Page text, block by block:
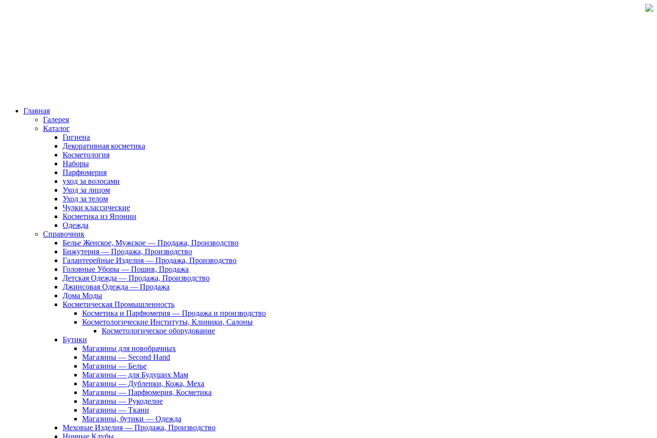
Главная
Галерея
Каталог
Гигиена
Декоративная косметика
Косметология
Наборы
Парфюмерия
уход за волосами
Уход за лицом
Уход за телом
Чулки классические
Косметика из Японии
Одежда
Справочник
Белье Женское, Мужское — Продажа, Производство
Бижутерия — Продажа, Производство
Галантерейные Изделия — Продажа, Производство
Головные Уборы — Пошив, Продажа
Детская Одежда — Продажа, Производство
Джинсовая Одежда — Продажа
Дома Моды
Косметическая Промышленность
Косметика и Парфюмерия — Продажа и производство
Косметологические Институты, Клиники, Салоны
Косметологическое оборудование
Бутики
Магазины для новобрачных
Магазины — Second Hand
Магазины — Белье
Магазины — для Будущих Мам
Магазины — Дубленки, Кожа, Меха
Магазины — Парфюмерия, Косметика
Магазины — Рукоделие
Магазины — Ткани
Магазины, бутики — Одежда
Меховые Изделия — Продажа, Производство
Ночные Клубы